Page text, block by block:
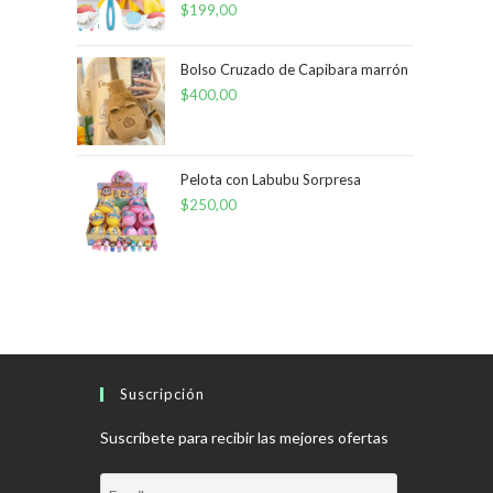
$199,00
Bolso Cruzado de Capibara marrón
$400,00
Pelota con Labubu Sorpresa
$250,00
Suscripción
Suscríbete para recibir las mejores ofertas